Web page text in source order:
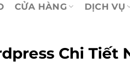
CỬA HÀNG DỊCH VỤ
Chi Tiết